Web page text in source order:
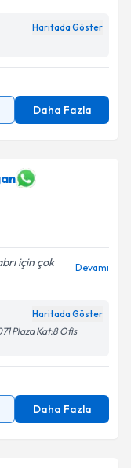
Haritada Göster
Daha Fazla
için çok
Devamı
Haritada Göster
Plaza Kat:8 Ofis
Daha Fazla